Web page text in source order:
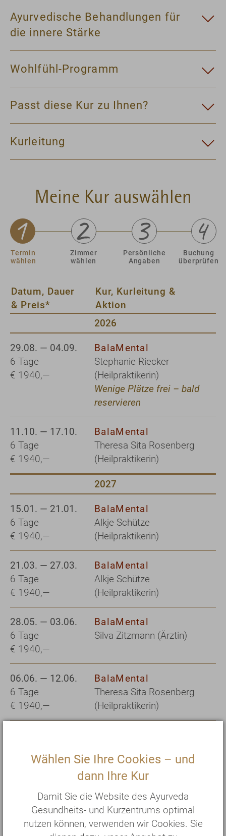
Wählen Sie Ihre Cookies – und
dann Ihre Kur
Damit Sie die Website des Ayurveda
Gesundheits- und Kurzentrums optimal
nutzen können, verwenden wir Cookies. Sie
Ayurvedische Behandlungen für
die innere Stärke
Wohlfühl-Programm
Passt diese Kur zu Ihnen?
Kurleitung
Meine Kur auswählen
Termin
wählen
Zimmer
wählen
Persönliche
Angaben
Buchung
überprüfen
Datum, Dauer
& Preis*
Kur, Kurleitung &
Aktion
2026
29.08. — 04.09.
6 Tage
€ 1940,—
BalaMental
Stephanie Riecker
(Heilpraktikerin)
Wenige Plätze frei – bald
reservieren
11.10. — 17.10.
6 Tage
€ 1940,—
BalaMental
Theresa Sita Rosenberg
(Heilpraktikerin)
2027
15.01. — 21.01.
6 Tage
€ 1940,—
BalaMental
Alkje Schütze
(Heilpraktikerin)
21.03. — 27.03.
6 Tage
€ 1940,—
BalaMental
Alkje Schütze
(Heilpraktikerin)
28.05. — 03.06.
6 Tage
€ 1940,—
BalaMental
Silva Zitzmann (Ärztin)
06.06. — 12.06.
6 Tage
€ 1940,—
BalaMental
Theresa Sita Rosenberg
(Heilpraktikerin)
€ 1940,—
(Heilpraktikerin)
26.11. — 02.12.
6 Tage
€ 1940,—
BalaMental
Petra Eich-Mylo
(Heilpraktikerin)